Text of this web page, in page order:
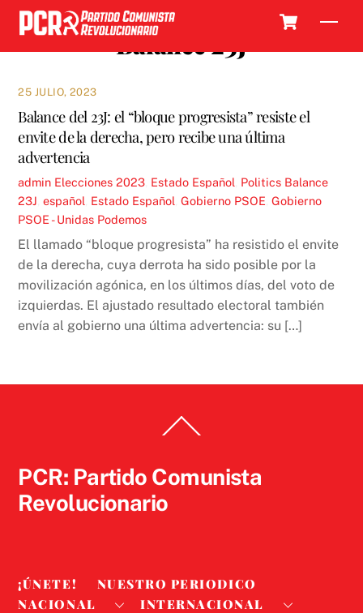
Skip
content
Balance 23J
25 JULIO, 2023
Balance del 23J: el “bloque progresista” resiste el
envite de la derecha, pero recibe una última
advertencia
admin Elecciones 2023 Estado Español Politics Balance
23J ,español Estado Español ,Gobierno PSOE ,Gobierno
PSOE - Unidas Podemos
El llamado “bloque progresista” ha resistido el envite
de la derecha, cuya derrota ha sido posible por la
movilización agónica, en los últimos días, del voto de
izquierdas. El ajustado resultado electoral también
envía al gobierno una última advertencia: su […]
To
PCR: Partido Comunista
Revolucionario
¡ÚNETE!
NUESTRO PERIODICO
NACIONAL
INTERNACIONAL